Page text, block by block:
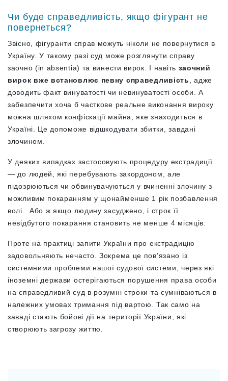
Чи буде справедливість, якщо фігурант не
повернеться?
Звісно, фігуранти справ можуть ніколи не повернутися в
Україну. У такому разі суд може розглянути справу
заочно (in absentia) та винести вирок. І навіть заочний
вирок вже встановлює певну справедливість
, адже
доводить факт винуватості чи невинуватості особи. А
забезпечити хоча б часткове реальне виконання вироку
можна шляхом конфіскації майна, яке знаходиться в
Україні. Це допоможе відшкодувати збитки, завдані
злочином.
У деяких випадках застосовують процедуру екстрадиції
— до людей, які перебувають закордоном, але
підозрюються чи обвинувачуються у вчиненні злочину з
можливим покаранням у щонайменше 1 рік позбавлення
волі. Або ж якщо людину засуджено, і строк її
невідбутого покарання становить не менше 4 місяців.
Проте на практиці запити України про екстрадицію
задовольняють нечасто. Зокрема це пов’язано із
системними проблеми нашої судової системи, через які
іноземні держави остерігаються порушення права особи
на справедливий суд в розумні строки та сумніваються в
належних умовах тримання під вартою. Так само на
заваді стають бойові дії на території України, які
створюють загрозу життю.